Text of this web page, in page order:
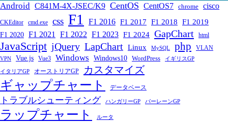
Android C841M-4X-JSEC/K9 CentOS CentOS7 chrome cisco
CKEditor cmd.exe css F1 F1 2016 F1 2017 F1 2018 F1 2019
F1 2020 F1 2021 F1 2022 F1 2023 F1 2024 GapChart html
JavaScript jQuery LapChart Linux MySQL php VLAN
VPN Vue.js Vue3 Windows Windows10 WordPress イギリスGP
イタリアGP オーストリアGP カスタマイズ
ギャップチャート データベース
トラブルシューティング ハンガリーGP バーレーンGP
ラップチャート ルータ